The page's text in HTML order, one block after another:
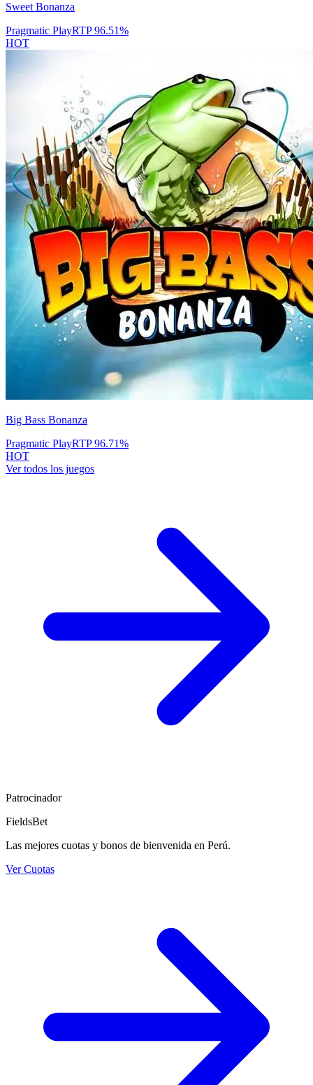
Sweet Bonanza
Pragmatic PlayRTP96.51%
HOT
Big Bass Bonanza
Pragmatic PlayRTP96.71%
HOT
Ver todos los juegos
Patrocinador
FieldsBet
Las mejores cuotas y bonos de bienvenida en Perú.
Ver Cuotas